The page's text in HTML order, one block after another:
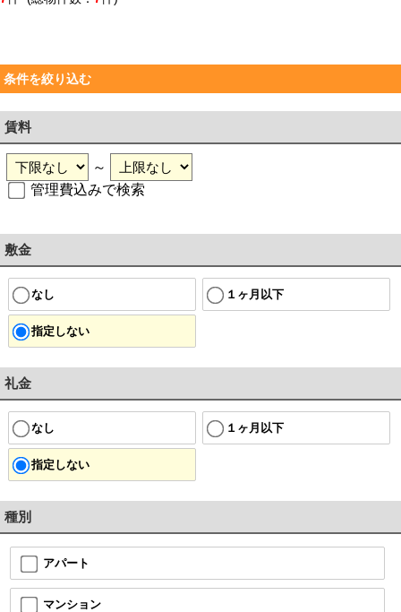
条件を絞り込む
賃料
～
管理費込みで検索
敷金
なし １ヶ月以下
指定しない
礼金
なし １ヶ月以下
指定しない
種別
アパート
マンション